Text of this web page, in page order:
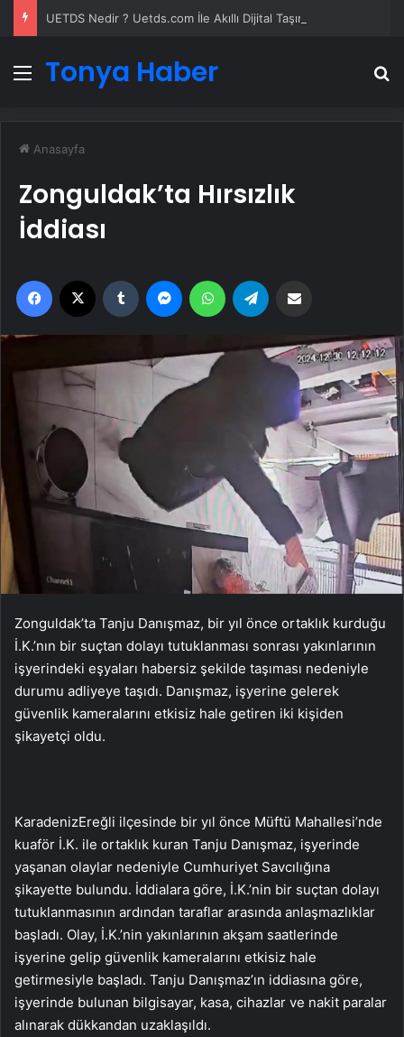
Menü
Tonya Haber
Anasayfa
Zonguldak’ta Hırsızlık
İddiası
Facebook Tumblr MessengerWhatsApp
Zonguldak’ta Tanju Danışmaz, bir yıl önce ortaklık kurduğu
İ.K.’nın bir suçtan dolayı tutuklanması sonrası yakınlarının
işyerindeki eşyaları habersiz şekilde taşıması nedeniyle
durumu adliyeye taşıdı. Danışmaz, işyerine gelerek
güvenlik kameralarını etkisiz hale getiren iki kişiden
şikayetçi oldu.
KaradenizEreğli ilçesinde bir yıl önce Müftü Mahallesi’nde
kuaför İ.K. ile ortaklık kuran Tanju Danışmaz, işyerinde
yaşanan olaylar nedeniyle Cumhuriyet Savcılığına
şikayette bulundu. İddialara göre, İ.K.’nin bir suçtan dolayı
tutuklanmasının ardından taraflar arasında anlaşmazlıklar
başladı. Olay, İ.K.’nin yakınlarının akşam saatlerinde
işyerine gelip güvenlik kameralarını etkisiz hale
getirmesiyle başladı. Tanju Danışmaz’ın iddiasına göre,
işyerinde bulunan bilgisayar, kasa, cihazlar ve nakit paralar
alınarak dükkandan uzaklaşıldı.